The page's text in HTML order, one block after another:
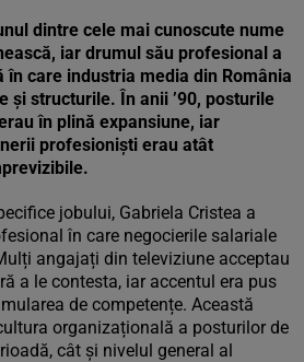
dintre cele mai cunoscute nume
iar drumul său profesional a
care industria media din România
și structurile. În anii ’90, posturile
în plină expansiune, iar
profesioniști erau atât
jobului, Gabriela Cristea a
în care negocierile salariale
angajați din televiziune acceptau
a le contesta, iar accentul era pus
de competențe. Această
organizațională a posturilor de
cât și nivelul general al